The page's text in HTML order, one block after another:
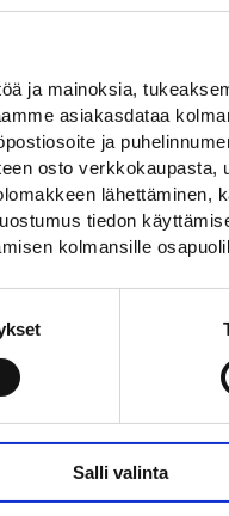
ja mainoksia,
asiakasdataa
ja
osto
lähettäminen,
tiedon
kolmansille
Salli valinta
RAKE